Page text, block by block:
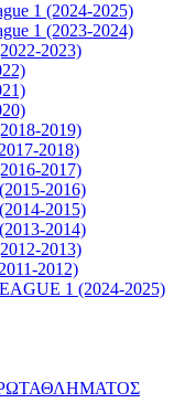
1 (2024-2025)
1 (2023-2024)
2023)
2019)
2018)
2017)
2016)
2015)
2014)
2013)
2012)
1 (2024-2025)